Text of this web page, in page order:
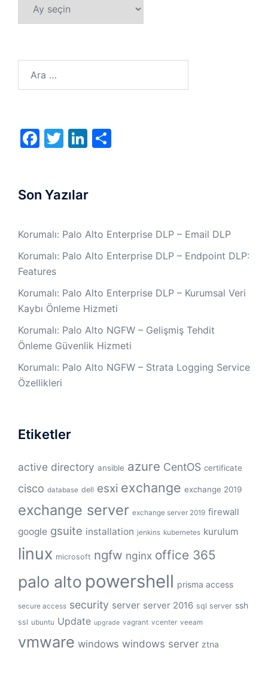
Facebook
TwitterLinkedIn
Son Yazılar
Korumalı: Palo Alto Enterprise DLP – Email DLP
Korumalı: Palo Alto Enterprise DLP – Endpoint DLP:
Features
Korumalı: Palo Alto Enterprise DLP – Kurumsal Veri
Kaybı Önleme Hizmeti
Korumalı: Palo Alto NGFW – Gelişmiş Tehdit
Önleme Güvenlik Hizmeti
Korumalı: Palo Alto NGFW – Strata Logging Service
Özellikleri
Etiketler
active directory ansible azure CentOS certificate
cisco database dell esxi exchange exchange 2019
exchange server exchange server 2019 firewall
google gsuite installation jenkins kubernetes kurulum
linux microsoft ngfw nginx office 365
palo alto powershell prisma access
secure access security server server 2016 sql server ssh
ssl ubuntu Update upgrade vagrant vcenter veeam
vmware windows windows server ztna